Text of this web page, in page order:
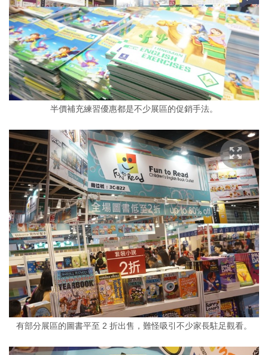
半價補充練習優惠都是不少展區的促銷手法。
有部分展區的圖書平至 2 折出售，難怪吸引不少家長駐足觀看。